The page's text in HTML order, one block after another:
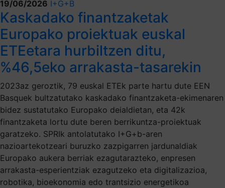
19/06/2026 I+G+B
Kaskadako finantzaketak
Europako proiektuak euskal
ETEetara hurbiltzen ditu,
%46,5eko arrakasta-tasarekin
2023az geroztik, 79 euskal ETEk parte hartu dute EEN
Basquek bultzatutako kaskadako finantzaketa-ekimenaren
bidez sustatutako Europako deialdietan, eta 42k
finantzaketa lortu dute beren berrikuntza-proiektuak
garatzeko. SPRIk antolatutako I+G+b-aren
nazioartekotzeari buruzko zazpigarren jardunaldiak
Europako aukera berriak ezagutarazteko, enpresen
arrakasta-esperientziak ezagutzeko eta digitalizazioa,
robotika, bioekonomia edo trantsizio energetikoa